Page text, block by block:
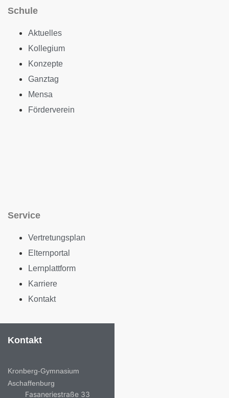
Schule
Aktuelles
Kollegium
Konzepte
Ganztag
Mensa
Förderverein
Service
Vertretungsplan
Elternportal
Lernplattform
Karriere
Kontakt
Kontakt
Kronberg-Gymnasium
Aschaffenburg
Fasaneriestraße 33